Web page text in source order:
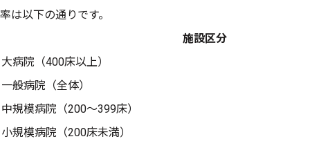
率は以下の通りです。
施設区分
大病院（400床以上）
一般病院（全体）
中規模病院（200～399床）
小規模病院（200床未満）